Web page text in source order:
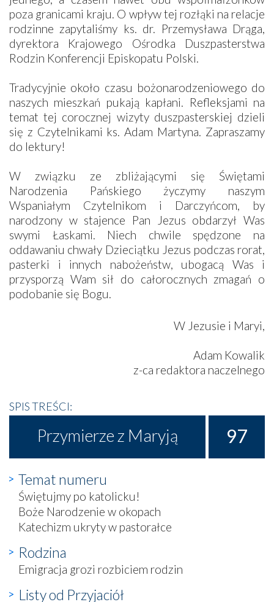
poza granicami kraju. O wpływ tej rozłąki na relacje
rodzinne zapytaliśmy ks. dr. Przemysława Drąga,
dyrektora Krajowego Ośrodka Duszpasterstwa
Rodzin Konferencji Episkopatu Polski.
Tradycyjnie około czasu bożonarodzeniowego do
naszych mieszkań pukają kapłani. Refleksjami na
temat tej corocznej wizyty duszpasterskiej dzieli
się z Czytelnikami ks. Adam Martyna. Zapraszamy
do lektury!
W związku ze zbliżającymi się Świętami
Narodzenia Pańskiego życzymy naszym
Wspaniałym Czytelnikom i Darczyńcom, by
narodzony w stajence Pan Jezus obdarzył Was
swymi Łaskami. Niech chwile spędzone na
oddawaniu chwały Dzieciątku Jezus podczas rorat,
pasterki i innych nabożeństw, ubogacą Was i
przysporzą Wam sił do całorocznych zmagań o
podobanie się Bogu.
W Jezusie i Maryi,
Adam Kowalik
z-ca redaktora naczelnego
SPIS TREŚCI:
Przymierze z Maryją 97
Temat numeru
Świętujmy po katolicku!
Boże Narodzenie w okopach
Katechizm ukryty w pastorałce
Rodzina
Emigracja grozi rozbiciem rodzin
Listy od Przyjaciół